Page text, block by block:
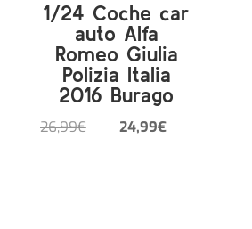
1/24 Coche car
auto Alfa
Romeo Giulia
Polizia Italia
2016 Burago
26,99€
El
24,99€El